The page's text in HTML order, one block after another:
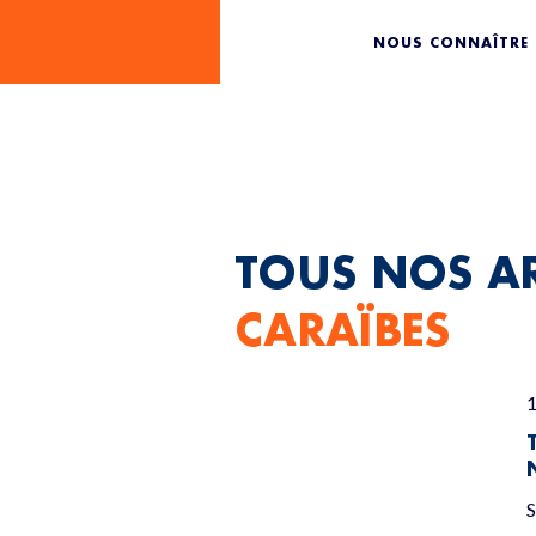
NOUS CONNAÎTRE
TOUS NOS
CARAÏBES